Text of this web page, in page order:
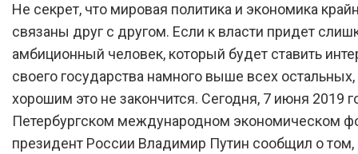
Владимир Путин объявил
первую технологическую
Не секрет, что мировая политика и экономика
связаны друг с другом. Если к власти придет
амбиционный человек, который будет ставить
своего государства намного выше всех
хорошим это не закончится. Сегодня, 7 июня 2019
Петербургском международном экономическом
президент России Владимир Путин сообщил о том,